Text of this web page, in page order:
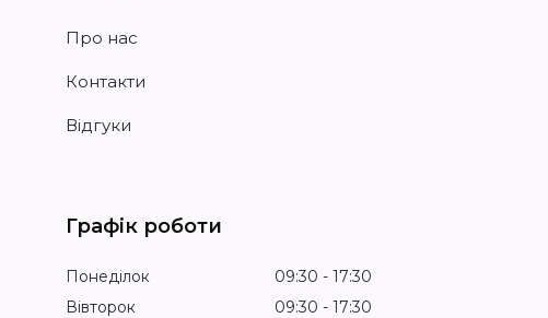
Про нас
Контакти
Відгуки
Графік роботи
Понеділок 09:30
17:30
Вівторок
09:30
17:30